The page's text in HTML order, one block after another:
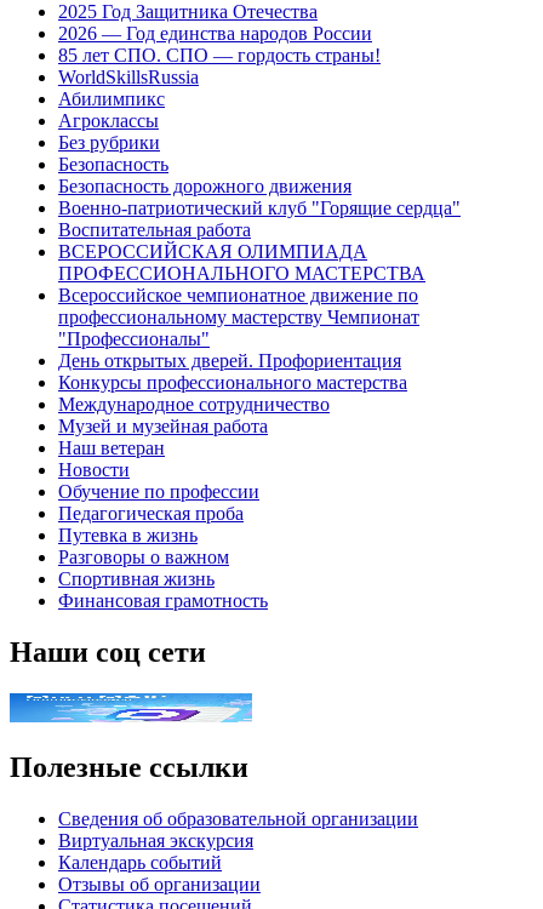
2025 Год Защитника Отечества
2026 — Год единства народов России
85 лет СПО. СПО — гордость страны!
WorldSkillsRussia
Абилимпикс
Агроклассы
Без рубрики
Безопасность
Безопасность дорожного движения
Военно-патриотический клуб "Горящие сердца"
Воспитательная работа
ВСЕРОССИЙСКАЯ ОЛИМПИАДА
ПРОФЕССИОНАЛЬНОГО МАСТЕРСТВА
Всероссийское чемпионатное движение по
профессиональному мастерству Чемпионат
"Профессионалы"
День открытых дверей. Профориентация
Конкурсы профессионального мастерства
Международное сотрудничество
Музей и музейная работа
Наш ветеран
Новости
Обучение по профессии
Педагогическая проба
Путевка в жизнь
Разговоры о важном
Спортивная жизнь
Финансовая грамотность
Наши соц сети
Полезные ссылки
Сведения об образовательной организации
Виртуальная экскурсия
Календарь событий
Отзывы об организации